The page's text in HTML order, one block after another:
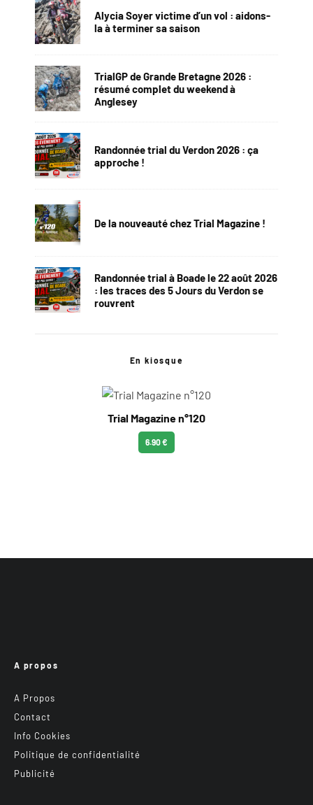
Alycia Soyer victime d’un vol : aidons-
la à terminer sa saison
TrialGP de Grande Bretagne 2026 :
résumé complet du weekend à
Anglesey
Randonnée trial du Verdon 2026 : ça
approche !
De la nouveauté chez Trial Magazine !
Randonnée trial à Boade le 22 août 2026
: les traces des 5 Jours du Verdon se
rouvrent
En kiosque
Trial Magazine n°120
6.90 €
A propos
A Propos
Contact
Info Cookies
Politique de confidentialité
Publicité